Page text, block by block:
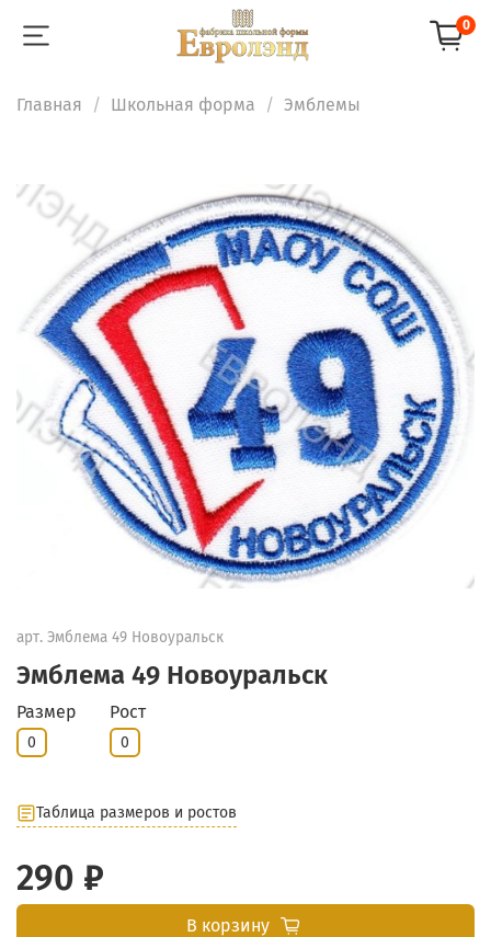
0
Главная Школьная форма Эмблемы
арт. Эмблема 49 Новоуральск
Эмблема 49 Новоуральск
Размер
0
Рост
0
Таблица размеров и ростов
290 ₽
В корзину